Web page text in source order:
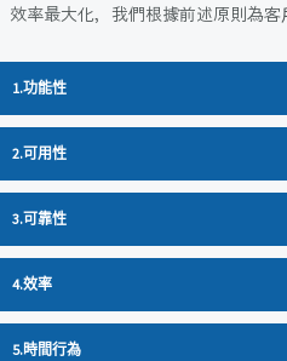
效率最大化，我們根據前述原則為
功能性
可用性
可靠性
效率
時間行為